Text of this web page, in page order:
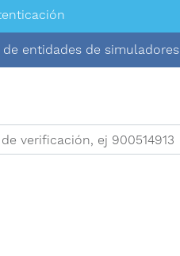
entidades de simuladores